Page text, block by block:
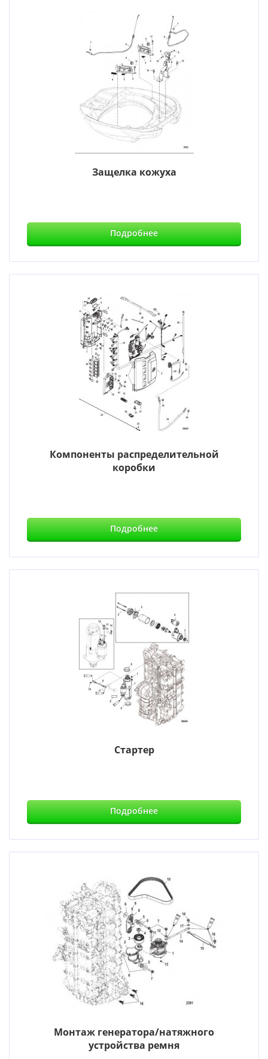
Защелка кожуха
Подробнее
Компоненты распределительной
коробки
Подробнее
Стартер
Подробнее
Монтаж генератора/натяжного
устройства ремня